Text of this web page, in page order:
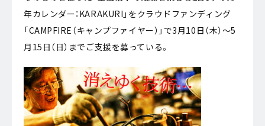
年カレンダー：KARAKURI」をクラウドファンディング
「CAMPFIRE（キャンプファイヤー）」で3月10日（木）～5
月15日（日）までご支援を募っている。